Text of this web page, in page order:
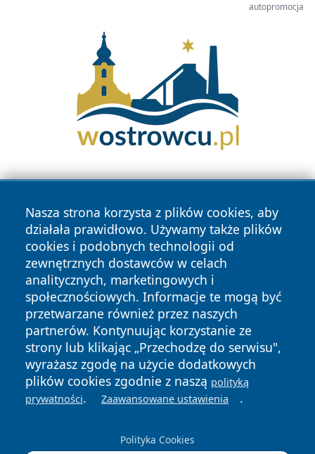
autopromocja
Nasza strona korzysta z plików cookies, aby
działała prawidłowo. Używamy także plików
cookies i podobnych technologii od
zewnętrznych dostawców w celach
analitycznych, marketingowych i
społecznościowych. Informacje te mogą być
przetwarzane również przez naszych
partnerów. Kontynuując korzystanie ze
strony lub klikając „Przechodzę do serwisu",
wyrażasz zgodę na użycie dodatkowych
plików cookies zgodnie z naszą polityką
prywatności. Zaawansowane ustawienia .
Polityka Cookies
Copyright © 2026 tarnowskie24.pl Wszystkie prawa
zastrzeżone.
News Autorzy
Polityka
Prywatności
Polityka
Cookies